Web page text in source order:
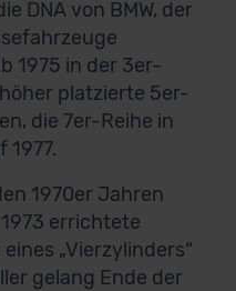
DNA von BMW, der
1975 in der 3er-
platzierte 5er-
die 7er-Reihe in
1977.
1970er Jahren
errichtete
„Vierzylinders“
gelang Ende der